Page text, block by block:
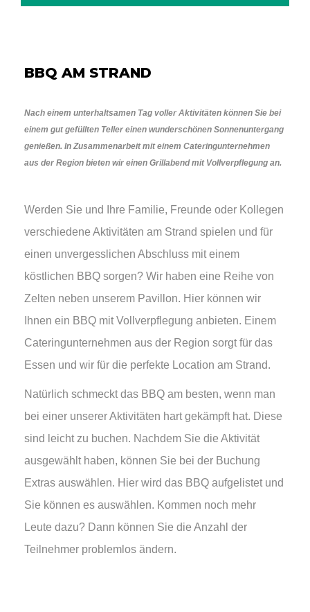
BBQ AM STRAND
Nach einem unterhaltsamen Tag voller Aktivitäten können Sie bei
einem gut gefüllten Teller einen wunderschönen Sonnenuntergang
genießen. In Zusammenarbeit mit einem Cateringunternehmen
aus der Region bieten wir einen Grillabend mit Vollverpflegung an.
Werden Sie und Ihre Familie, Freunde oder Kollegen
verschiedene Aktivitäten am Strand spielen und für
einen unvergesslichen Abschluss mit einem
köstlichen BBQ sorgen? Wir haben eine Reihe von
Zelten neben unserem Pavillon. Hier können wir
Ihnen ein BBQ mit Vollverpflegung anbieten. Einem
Cateringunternehmen aus der Region sorgt für das
Essen und wir für die perfekte Location am Strand.
Natürlich schmeckt das BBQ am besten, wenn man
bei einer unserer Aktivitäten hart gekämpft hat. Diese
sind leicht zu buchen. Nachdem Sie die Aktivität
ausgewählt haben, können Sie bei der Buchung
Extras auswählen. Hier wird das BBQ aufgelistet und
Sie können es auswählen. Kommen noch mehr
Leute dazu? Dann können Sie die Anzahl der
Teilnehmer problemlos ändern.